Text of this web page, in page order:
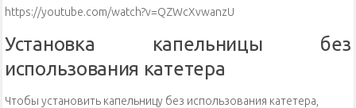
https://youtube.com/watch?v=QZWcXvwanzU
Установка капельницы без
использования катетера
Чтобы установить капельницу без использования катетера,